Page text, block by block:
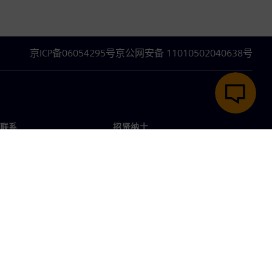
京ICP备06054295号京公网安备 11010502040638号
系 招贤纳士